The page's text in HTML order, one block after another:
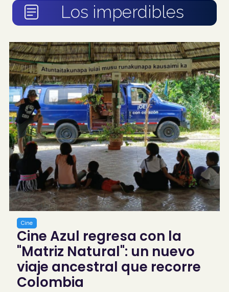
Los imperdibles
Cine
Cine Azul regresa con la
"Matriz Natural": un nuevo
viaje ancestral que recorre
Colombia